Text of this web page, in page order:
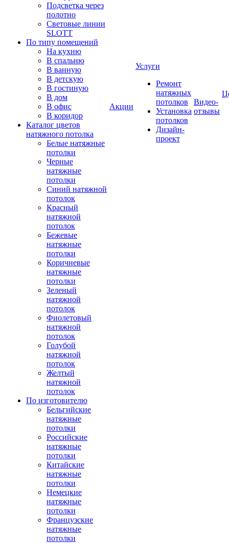
Подсветка через
полотно
Световые линии
SLOTT
По типу помещений
На кухню
В спальню
В ванную
В детскую
В гостиную
В дом
В офис
В коридор
Каталог цветов
натяжного потолка
Белые натяжные
потолки
Черные
натяжные
потолки
Синий натяжной
потолок
Красный
натяжной
потолок
Бежевые
натяжные
потолки
Коричневые
натяжные
потолки
Зеленый
натяжной
потолок
Фиолетовый
натяжной
потолок
Голубой
натяжной
потолок
Желтый
натяжной
потолок
По изготовителю
Бельгийские
натяжные
потолки
Российские
натяжные
потолки
Китайские
натяжные
потолки
Немецкие
натяжные
потолки
Французские
натяжные
потолки
Акции
Услуги
Ремонт
натяжных
потолков
Установка
потолков
Дизайн-
проект
Видео-
отзывы